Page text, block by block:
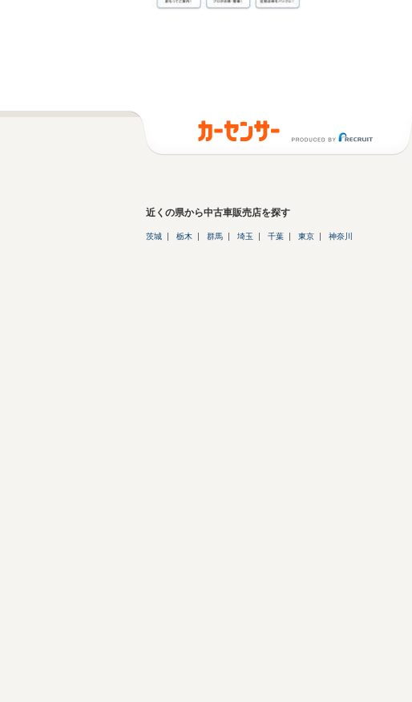
近くの県から中古車販売店を探す
茨城 栃木 群馬 埼玉 千葉 東京 神奈川